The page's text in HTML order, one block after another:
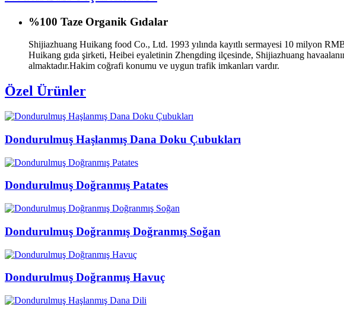
%100 Taze Organik Gıdalar
Shijiazhuang Huikang food Co., Ltd. 1993 yılında kayıtlı sermayesi 10 milyon
Huikang gıda şirketi, Heibei eyaletinin Zhengding ilçesinde, Shijiazhuang
almaktadır.Hakim coğrafi konumu ve uygun trafik imkanları vardır.
Özel Ürünler
Dondurulmuş Haşlanmış Dana Doku Çubukları
Dondurulmuş Doğranmış Patates
Dondurulmuş Doğranmış Doğranmış Soğan
Dondurulmuş Doğranmış Havuç